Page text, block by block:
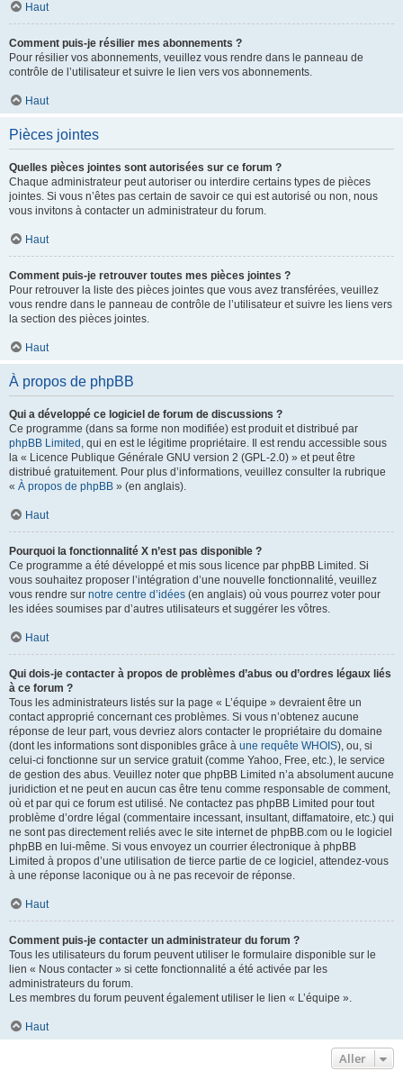
Haut
Comment puis-je résilier mes abonnements ?
Pour résilier vos abonnements, veuillez vous rendre dans le panneau de
contrôle de l’utilisateur et suivre le lien vers vos abonnements.
Haut
Pièces jointes
Quelles pièces jointes sont autorisées sur ce forum ?
Chaque administrateur peut autoriser ou interdire certains types de pièces
jointes. Si vous n’êtes pas certain de savoir ce qui est autorisé ou non, nous
vous invitons à contacter un administrateur du forum.
Haut
Comment puis-je retrouver toutes mes pièces jointes ?
Pour retrouver la liste des pièces jointes que vous avez transférées, veuillez
vous rendre dans le panneau de contrôle de l’utilisateur et suivre les liens vers
la section des pièces jointes.
Haut
À propos de phpBB
Qui a développé ce logiciel de forum de discussions ?
Ce programme (dans sa forme non modifiée) est produit et distribué par
phpBB Limited , qui en est le légitime propriétaire. Il est rendu accessible sous
la « Licence Publique Générale GNU version 2 (GPL-2.0) » et peut être
distribué gratuitement. Pour plus d’informations, veuillez consulter la rubrique
« À propos de phpBB » (en anglais).
Haut
Pourquoi la fonctionnalité X n’est pas disponible ?
Ce programme a été développé et mis sous licence par phpBB Limited. Si
vous souhaitez proposer l’intégration d’une nouvelle fonctionnalité, veuillez
vous rendre sur notre centre d’idées (en anglais) où vous pourrez voter pour
les idées soumises par d’autres utilisateurs et suggérer les vôtres.
Haut
Qui dois-je contacter à propos de problèmes d’abus ou d’ordres légaux liés
à ce forum ?
Tous les administrateurs listés sur la page « L’équipe » devraient être un
contact approprié concernant ces problèmes. Si vous n’obtenez aucune
réponse de leur part, vous devriez alors contacter le propriétaire du domaine
(dont les informations sont disponibles grâce à une requête WHOIS), ou, si
celui-ci fonctionne sur un service gratuit (comme Yahoo, Free, etc.), le service
de gestion des abus. Veuillez noter que phpBB Limited n’a absolument aucune
juridiction et ne peut en aucun cas être tenu comme responsable de comment,
où et par qui ce forum est utilisé. Ne contactez pas phpBB Limited pour tout
problème d’ordre légal (commentaire incessant, insultant, diffamatoire, etc.) qui
ne sont pas directement reliés avec le site internet de phpBB.com ou le logiciel
phpBB en lui-même. Si vous envoyez un courrier électronique à phpBB
Limited à propos d’une utilisation de tierce partie de ce logiciel, attendez-vous
à une réponse laconique ou à ne pas recevoir de réponse.
Haut
Comment puis-je contacter un administrateur du forum ?
Tous les utilisateurs du forum peuvent utiliser le formulaire disponible sur le
lien « Nous contacter » si cette fonctionnalité a été activée par les
administrateurs du forum.
Les membres du forum peuvent également utiliser le lien « L’équipe ».
Haut
Aller